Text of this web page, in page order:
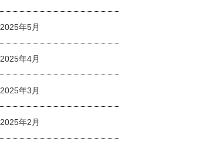
2025年5月
2025年4月
2025年3月
2025年2月